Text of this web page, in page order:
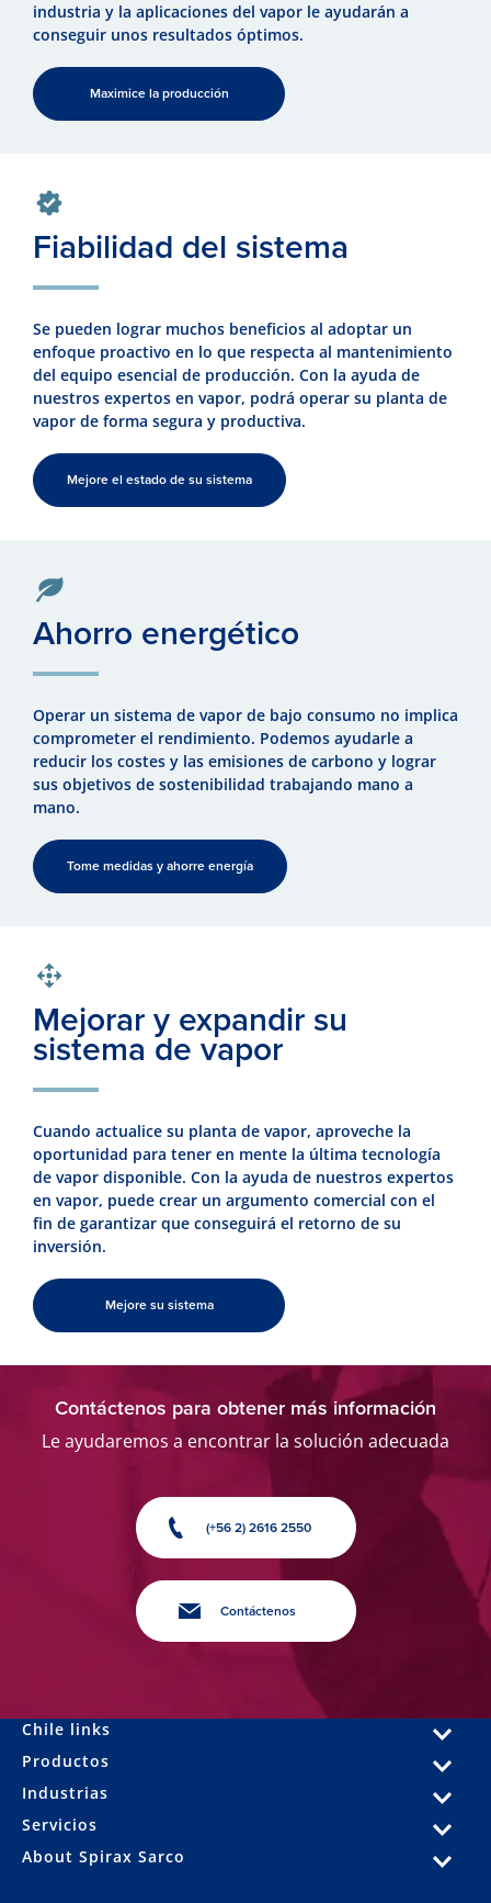
industria y la aplicaciones del vapor le ayudarán a
conseguir unos resultados óptimos.
Maximice la producción
Fiabilidad del sistema
Se pueden lograr muchos beneficios al adoptar un
enfoque proactivo en lo que respecta al mantenimiento
del equipo esencial de producción. Con la ayuda de
nuestros expertos en vapor, podrá operar su planta de
vapor de forma segura y productiva.
Mejore el estado de su sistema
Ahorro energético
Operar un sistema de vapor de bajo consumo no implica
comprometer el rendimiento. Podemos ayudarle a
reducir los costes y las emisiones de carbono y lograr
sus objetivos de sostenibilidad trabajando mano a
mano.
Tome medidas y ahorre energía
Mejorar y expandir su
sistema de vapor
Cuando actualice su planta de vapor, aproveche la
oportunidad para tener en mente la última tecnología
de vapor disponible. Con la ayuda de nuestros expertos
en vapor, puede crear un argumento comercial con el
fin de garantizar que conseguirá el retorno de su
inversión.
Mejore su sistema
Contáctenos para obtener más información
Le ayudaremos a encontrar la solución adecuada
(+56 2) 2616 2550
Contáctenos
Chile links
Productos
Industrias
Servicios
About Spirax Sarco